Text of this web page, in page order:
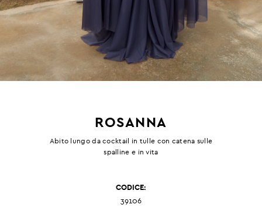
ROSANNA
Abito lungo da cocktail in tulle con catena sulle
spalline e in vita
CODICE:
39106